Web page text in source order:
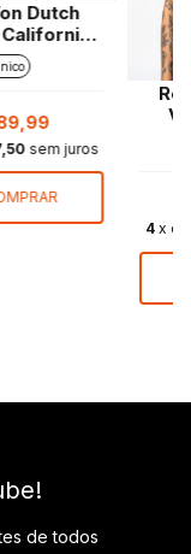
Dutch
White
sem juros
4 x
de todos